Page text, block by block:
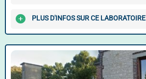
PLUS D'INFOS SUR CE LABORATOIRE